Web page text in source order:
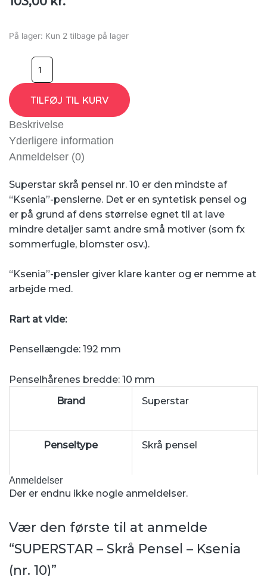
På lager: Kun 2 tilbage på lager
TILFØJ TIL KURV
Beskrivelse
Yderligere information
Anmeldelser (0)
Superstar skrå pensel nr. 10 er den mindste af
“Ksenia”-penslerne. Det er en syntetisk pensel og
er på grund af dens størrelse egnet til at lave
mindre detaljer samt andre små motiver (som fx
sommerfugle, blomster osv.).
“Ksenia”-pensler giver klare kanter og er nemme at
arbejde med.
Rart at vide:
Pensellængde: 192 mm
Penselhårenes bredde: 10 mm
Brand
Superstar
Penseltype Skrå pensel
Anmeldelser
Der er endnu ikke nogle anmeldelser.
Vær den første til at anmelde
“SUPERSTAR – Skrå Pensel – Ksenia
(nr. 10)”